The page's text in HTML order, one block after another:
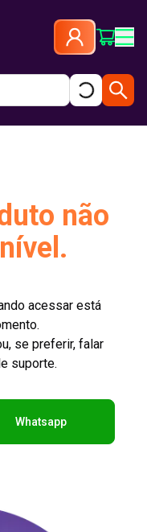
não
acessar está
se preferir, falar
suporte.
Whatsapp